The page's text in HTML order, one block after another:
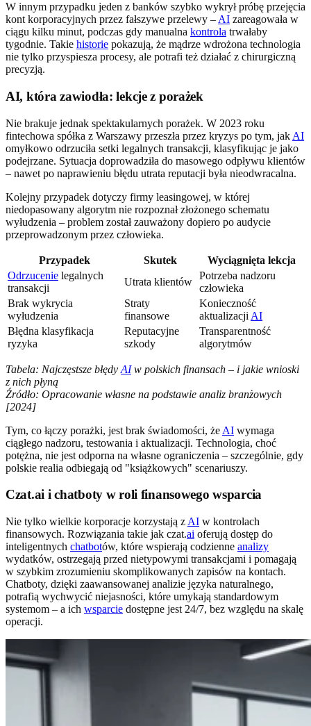
W innym przypadku jeden z banków szybko wykrył próbę przejęcia
kont korporacyjnych przez fałszywe przelewy – AI zareagowała w
ciągu kilku minut, podczas gdy manualna kontrola trwałaby
tygodnie. Takie historie pokazują, że mądrze wdrożona technologia
nie tylko przyspiesza procesy, ale potrafi też działać z chirurgiczną
precyzją.
AI, która zawiodła: lekcje z porażek
Nie brakuje jednak spektakularnych porażek. W 2023 roku
fintechowa spółka z Warszawy przeszła przez kryzys po tym, jak AI
omyłkowo odrzuciła setki legalnych transakcji, klasyfikując je jako
podejrzane. Sytuacja doprowadziła do masowego odpływu klientów
– nawet po naprawieniu błędu utrata reputacji była nieodwracalna.
Kolejny przypadek dotyczy firmy leasingowej, w której
niedopasowany algorytm nie rozpoznał złożonego schematu
wyłudzenia – problem został zauważony dopiero po audycie
przeprowadzonym przez człowieka.
Przypadek Skutek
Wyciągnięta lekcja
Odrzucenie legalnych
transakcji
Utrata klientów
Potrzeba nadzoru
człowieka
Brak wykrycia
wyłudzenia
Straty
finansowe
Konieczność
aktualizacji AI
Błędna klasyfikacja
ryzyka
Reputacyjne
szkody
Transparentność
algorytmów
Tabela: Najczęstsze błędy AIw polskich finansach – i jakie wnioski
z nich płyną
Źródło: Opracowanie własne na podstawie analiz branżowych
[2024]
Tym, co łączy porażki, jest brak świadomości, że AI wymaga
ciągłego nadzoru, testowania i aktualizacji. Technologia, choć
potężna, nie jest odporna na własne ograniczenia – szczególnie, gdy
polskie realia odbiegają od "książkowych" scenariuszy.
Czat.ai i chatboty w roli finansowego wsparcia
Nie tylko wielkie korporacje korzystają z AI w kontrolach
finansowych. Rozwiązania takie jak czat.ai oferują dostęp do
inteligentnych chatbotów, które wspierają codzienne analizy
wydatków, ostrzegają przed nietypowymi transakcjami i pomagają
w szybkim zrozumieniu skomplikowanych zapisów na kontach.
Chatboty, dzięki zaawansowanej analizie języka naturalnego,
potrafią wychwycić niejasności, które umykają standardowym
systemom – a ich wsparcie dostępne jest 24/7, bez względu na skalę
operacji.